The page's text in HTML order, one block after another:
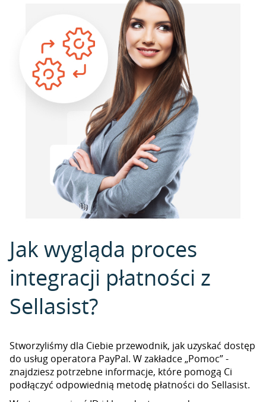
Jak wygląda proces
integracji płatności z
Sellasist?
Stworzyliśmy dla Ciebie przewodnik, jak uzyskać dostęp
do usług operatora PayPal. W zakładce „Pomoc” -
znajdziesz potrzebne informacje, które pomogą Ci
podłączyć odpowiednią metodę płatności do Sellasist.